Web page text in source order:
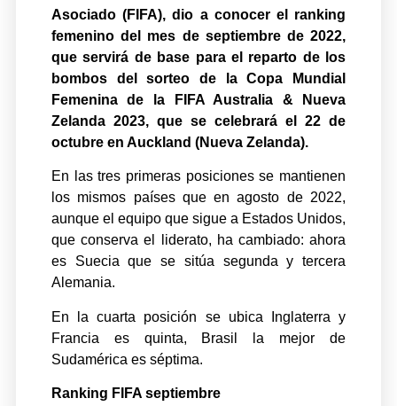
Asociado (FIFA), dio a conocer el ranking
femenino del mes de septiembre de 2022,
que servirá de base para el reparto de los
bombos del sorteo de la Copa Mundial
Femenina de la FIFA Australia & Nueva
Zelanda 2023, que se celebrará el 22 de
octubre en Auckland (Nueva Zelanda).
En las tres primeras posiciones se mantienen
los mismos países que en agosto de 2022,
aunque el equipo que sigue a Estados Unidos,
que conserva el liderato, ha cambiado: ahora
es Suecia que se sitúa segunda y tercera
Alemania.
En la cuarta posición se ubica Inglaterra y
Francia es quinta, Brasil la mejor de
Sudamérica es séptima.
Ranking FIFA septiembre